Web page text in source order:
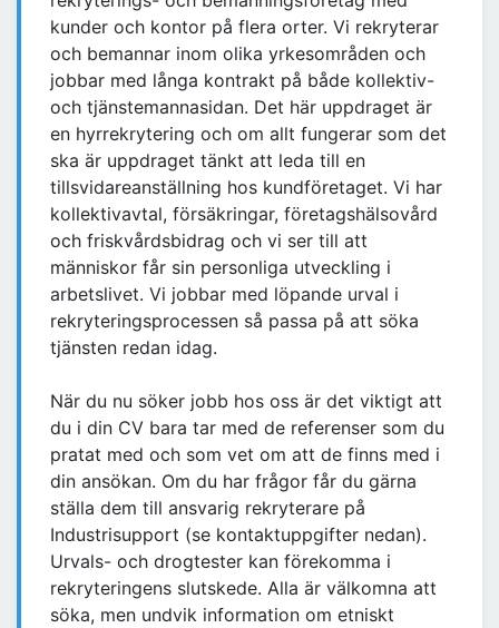
kunder och kontor på flera orter. Vi rekryterar
och bemannar inom olika yrkesområden och
jobbar med långa kontrakt på både kollektiv-
och tjänstemannasidan. Det här uppdraget är
en hyrrekrytering och om allt fungerar som det
ska är uppdraget tänkt att leda till en
tillsvidareanställning hos kundföretaget. Vi har
kollektivavtal, försäkringar, företagshälsovård
och friskvårdsbidrag och vi ser till att
människor får sin personliga utveckling i
arbetslivet. Vi jobbar med löpande urval i
rekryteringsprocessen så passa på att söka
tjänsten redan idag.
När du nu söker jobb hos oss är det viktigt att
du i din CV bara tar med de referenser som du
pratat med och som vet om att de finns med i
din ansökan. Om du har frågor får du gärna
ställa dem till ansvarig rekryterare på
Industrisupport (se kontaktuppgifter nedan).
Urvals- och drogtester kan förekomma i
rekryteringens slutskede. Alla är välkomna att
söka, men undvik information om etniskt